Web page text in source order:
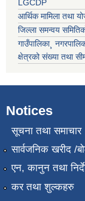
LGCDP
आर्थिक मामिला तथा
जिल्ला समन्वय
गाउँपालिका¸
क्षेत्रको संख्या तथा
Notices
सूचना तथा समाचार
सार्वजनिक खरीद /
एन, कानुन तथा
कर तथा शुल्कहरु